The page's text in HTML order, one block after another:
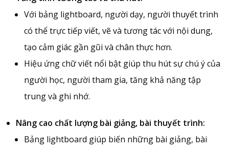
Với bảng lightboard, người dạy, người thuyết trình
có thể trực tiếp viết, vẽ và tương tác với nội dung,
tạo cảm giác gần gũi và chân thực hơn.
Hiệu ứng chữ viết nổi bật giúp thu hút sự chú ý của
người học, người tham gia, tăng khả năng tập
trung và ghi nhớ.
Nâng cao chất lượng bài giảng, bài thuyết trình:
Bảng lightboard giúp biến những bài giảng, bài